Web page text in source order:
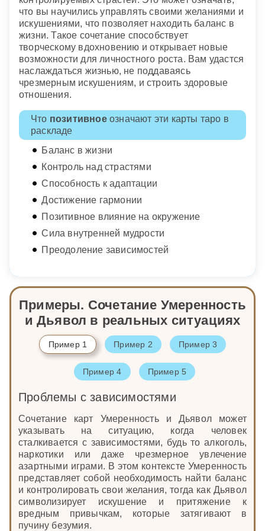
что вы научились управлять своими желаниями и
искушениями, что позволяет находить баланс в
жизни. Такое сочетание способствует
творческому вдохновению и открывает новые
возможности для личностного роста. Вам удастся
наслаждаться жизнью, не поддаваясь
чрезмерным искушениям, и строить здоровые
отношения.
Что позитивноеозначают эти карты таро в
раскладе
Баланс в жизни
Контроль над страстями
Способность к адаптации
Достижение гармонии
Позитивное влияние на окружение
Сила внутренней мудрости
Преодоление зависимостей
Примеры. Сочетание Умеренность
и Дьявол в реальных ситуациях
Пример 1 Пример 2 Пример 3
Пример 4 Пример 5
Проблемы с зависимостями
Сочетание карт Умеренность и Дьявол может
указывать на ситуацию, когда человек
сталкивается с зависимостями, будь то алкоголь,
наркотики или даже чрезмерное увлечение
азартными играми. В этом контексте Умеренность
представляет собой необходимость найти баланс
и контролировать свои желания, тогда как Дьявол
символизирует искушение и притяжение к
вредным привычкам, которые затягивают в
пучину безумия.